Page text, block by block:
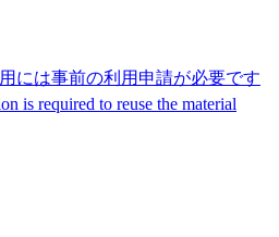
には事前の利用申請が必要です
is required to reuse the material